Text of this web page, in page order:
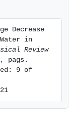
Decrease
in
Review
pags.
9 of